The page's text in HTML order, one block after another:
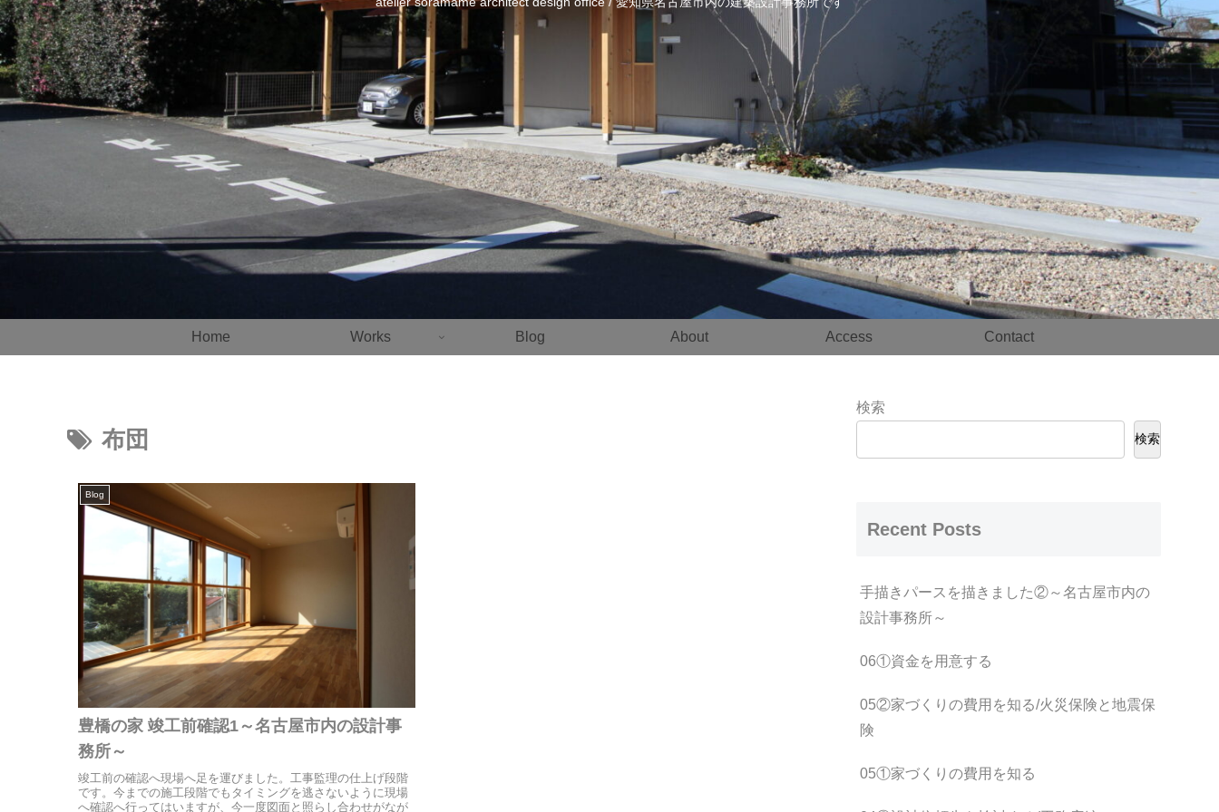
Home Works Blog About Access Contact
布団
Blog
豊橋の家 竣工前確認1～名古屋市内の設計事
務所～
竣工前の確認へ現場へ足を運びました。工事監理の仕上げ段階
です。今までの施工段階でもタイミングを逃さないように現場
へ確認へ行ってはいますが、今一度図面と照らし合わせがなが
検索
検索
Recent Posts
手描きパースを描きました②～名古屋市内の
設計事務所～
06①資金を用意する
05②家づくりの費用を知る/火災保険と地震保
険
05①家づくりの費用を知る